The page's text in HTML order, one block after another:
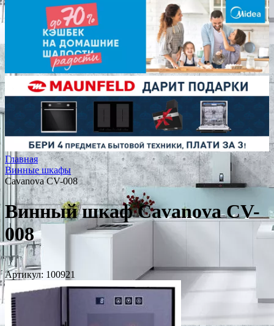
Главная
Винные шкафы
Cavanova CV-008
Винный шкаф Cavanova CV-
008
Артикул: 100921